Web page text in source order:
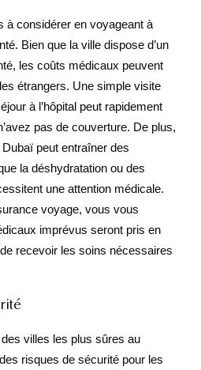
à considérer en voyageant à
Bien que la ville dispose d’un
les coûts médicaux peuvent
étrangers. Une simple visite
à l’hôpital peut rapidement
pas de couverture. De plus,
peut entraîner des
la déshydratation ou des
une attention médicale.
voyage, vous vous
imprévus seront pris en
recevoir les soins nécessaires
villes les plus sûres au
risques de sécurité pour les